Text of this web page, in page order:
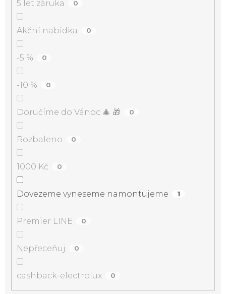
5 let záruka 0
Akční nabídka 0
-5 % 0
-10 % 0
Doručíme do Vánoc 🎄 🎁 0
Rozbaleno 0
1000 Kč 0
Dovezeme vyneseme namontujeme 1
Premier LINE 0
Nepřeceňuj 0
cashback-electrolux 0